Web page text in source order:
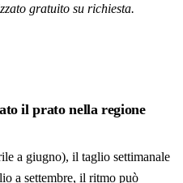
gratuito su richiesta.
il prato nella regione
a giugno), il taglio settimanale
a settembre, il ritmo può